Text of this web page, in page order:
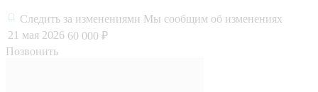
Следить за изменениями Мы сообщим об изменениях
21 мая 2026 60 000 ₽
Позвонить